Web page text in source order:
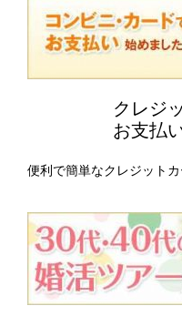
クレジ
お支払
便利で簡単なクレジット